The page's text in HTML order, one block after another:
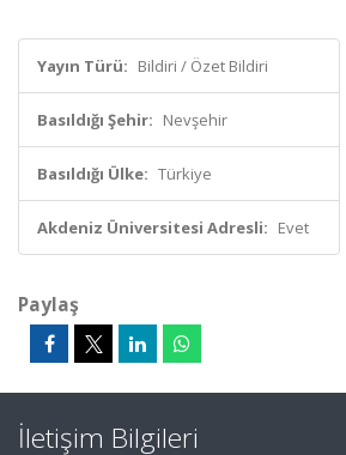
Yayın Türü: Bildiri / Özet Bildiri
Basıldığı Şehir: Nevşehir
Basıldığı Ülke: Türkiye
Akdeniz Üniversitesi Adresli: Evet
Paylaş
İletişim Bilgileri